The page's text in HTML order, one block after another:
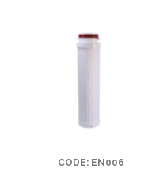
CODE: EN006